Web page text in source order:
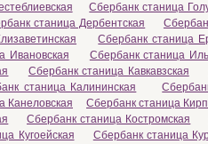
Сбербанк станица
станица Дербентская
Сбербанк станица
Ивановская
Сбербанк станица
Сбербанк станица Кавкавзская
станица Калининская
Канеловская
Сбербанк станица
Сбербанк станица Костромская
Кугоейская
Сбербанк станица